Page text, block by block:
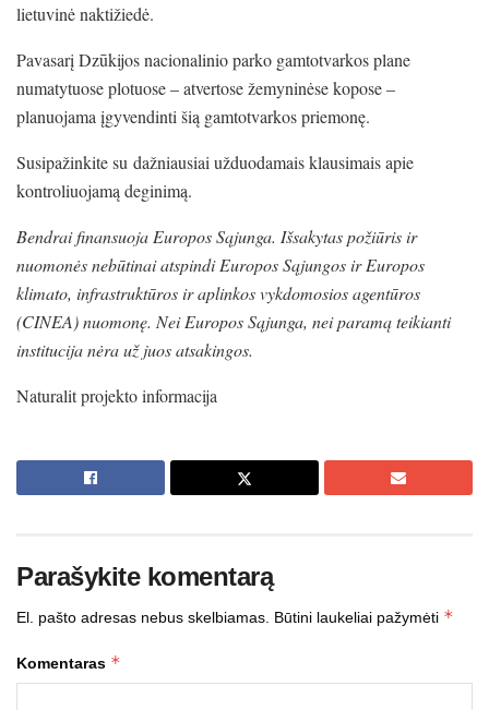
lietuvinė naktižiedė.
Pavasarį Dzūkijos nacionalinio parko gamtotvarkos plane
numatytuose plotuose – atvertose žemyninėse kopose –
planuojama įgyvendinti šią gamtotvarkos priemonę.
Susipažinkite su dažniausiai užduodamais klausimais apie
kontroliuojamą deginimą.
Bendrai finansuoja Europos Sąjunga. Išsakytas požiūris ir
nuomonės nebūtinai atspindi Europos Sąjungos ir Europos
klimato, infrastruktūros ir aplinkos vykdomosios agentūros
(CINEA) nuomonę. Nei Europos Sąjunga, nei paramą teikianti
institucija nėra už juos atsakingos.
Naturalit projekto informacija
Parašykite komentarą
El. pašto adresas nebus skelbiamas. Būtini laukeliai pažymėti *
Komentaras *